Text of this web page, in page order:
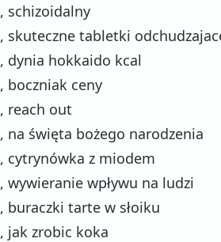
, schizoidalny
, skuteczne tabletki
, dynia hokkaido kcal
, boczniak ceny
, reach out
, na święta bożego narodzenia
, cytrynówka z miodem
, wywieranie wpływu na ludzi
, buraczki tarte w słoiku
, jak zrobic koka